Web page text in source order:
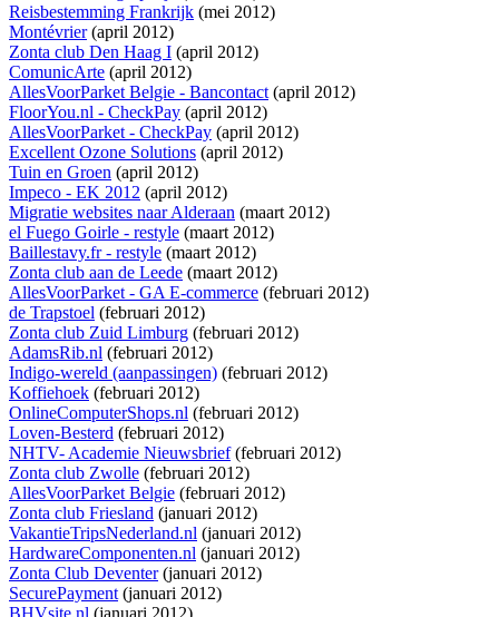
Reisbestemming Frankrijk (mei 2012)
Montévrier(april 2012)
Zonta club Den Haag I (april 2012)
ComunicArte (april 2012)
AllesVoorParket Belgie - Bancontact(april 2012)
FloorYou.nl - CheckPay (april 2012)
AllesVoorParket - CheckPay (april 2012)
Excellent Ozone Solutions (april 2012)
Tuin en Groen (april 2012)
Impeco - EK 2012 (april 2012)
Migratie websites naar Alderaan (maart 2012)
el Fuego Goirle - restyle (maart 2012)
Baillestavy.fr - restyle (maart 2012)
Zonta club aan de Leede (maart 2012)
AllesVoorParket - GA E-commerce (februari 2012)
de Trapstoel (februari 2012)
Zonta club Zuid Limburg (februari 2012)
AdamsRib.nl (februari 2012)
Indigo-wereld (aanpassingen) (februari 2012)
Koffiehoek (februari 2012)
OnlineComputerShops.nl (februari 2012)
Loven-Besterd (februari 2012)
NHTV- Academie Nieuwsbrief(februari 2012)
Zonta club Zwolle (februari 2012)
AllesVoorParket Belgie (februari 2012)
Zonta club Friesland (januari 2012)
VakantieTripsNederland.nl (januari 2012)
HardwareComponenten.nl (januari 2012)
Zonta Club Deventer(januari 2012)
SecurePayment(januari 2012)